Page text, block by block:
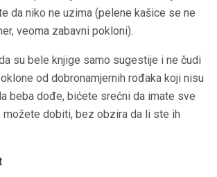
da niko ne uzima (pelene kašice se ne
veoma zabavni pokloni).
su bele knjige samo sugestije i ne čudi
od dobronamjernih rođaka koji nisu
beba dođe, bićete srećni da imate sve
možete dobiti, bez obzira da li ste ih